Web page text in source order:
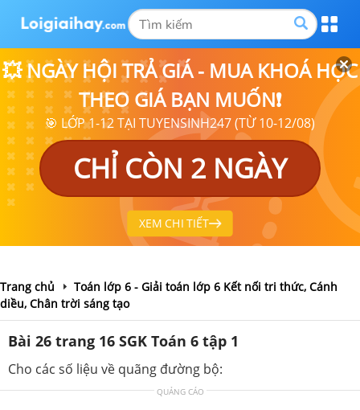
💥 NGÀY HỘI TRẢ GIÁ - MUA KHOÁ HỌC
THEO GIÁ BẠN MUỐN❗
🎯 LỚP 1-12 TẠI TUYENSINH247 (TỪ 10-12/08)
CHỈ CÒN 2 NGÀY
XEM CHI TIẾT
Trang chủ
Toán lớp 6 - Giải toán lớp 6 Kết nối tri thức, Cánh
diều, Chân trời sáng tạo
Bài 26 trang 16 SGK Toán 6 tập 1
Cho các số liệu về quãng đường bộ:
QUẢNG CÁO